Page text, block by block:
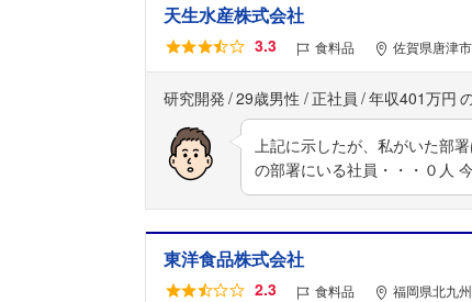
天生水産株式会社
3.3 食料品 佐賀県唐津
研究開発 29歳男性 正社員 年収401万円
上記に示したが、私がいた部
の部署にいる社員・・・０人
東洋食品株式会社
2.3 食料品 福岡県北九